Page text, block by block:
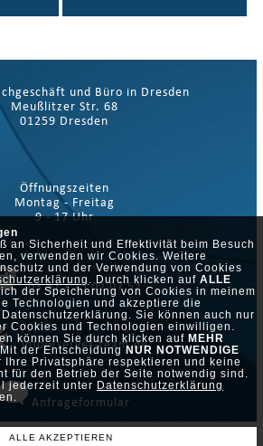
an Sicherheit und Effektivität beim Besuch
verwenden wir Cookies. Weitere
und der Verwendung von Cookies
. Durch klicken auf ALLE
der Speicherung von Cookies in meinem
Technologien und akzeptiere die
Sie können auch nur
Cookies und Technologien einwilligen.
können Sie durch klicken auf MEHR
der Entscheidung NUR NOTWENDIGE
Ihre Privatsphäre respektieren und keine
für den Betrieb der Seite notwendig sind.
jederzeit unter Datenschutzerklärung
ALLE AKZEPTIEREN
und Büro in Dresden
Meußlitzer Str. 68
01259 Dresden
Öffnungszeiten
Montag - Freitag
9 - 17 Uhr
03 51 / 25 02 07 52
info@server-team.de
Anfrageformular